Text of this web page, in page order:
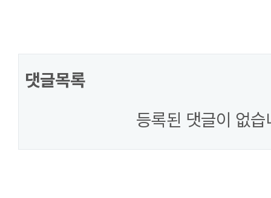
댓글목록
등록된 댓글이 없습